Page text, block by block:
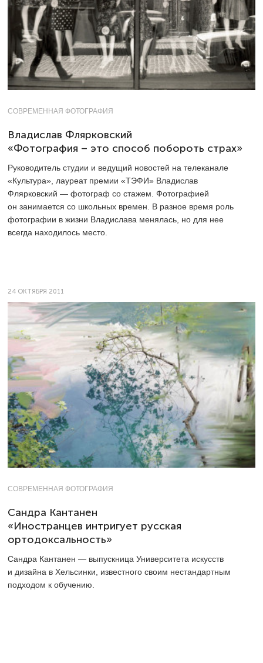
СОВРЕМЕННАЯ ФОТОГРАФИЯ
Владислав Флярковский
«Фотография – это способ побороть страх»
Руководитель студии и ведущий новостей на телеканале
«Культура», лауреат премии «ТЭФИ» Владислав
Флярковский — фотограф со стажем. Фотографией
он занимается со школьных времен. В разное время роль
фотографии в жизни Владислава менялась, но для нее
всегда находилось место.
24 ОКТЯБРЯ 2011
СОВРЕМЕННАЯ ФОТОГРАФИЯ
Сандра Кантанен
«Иностранцев интригует русская
ортодоксальность»
Сандра Кантанен — выпускница Университета искусств
и дизайна в Хельсинки, известного своим нестандартным
подходом к обучению.